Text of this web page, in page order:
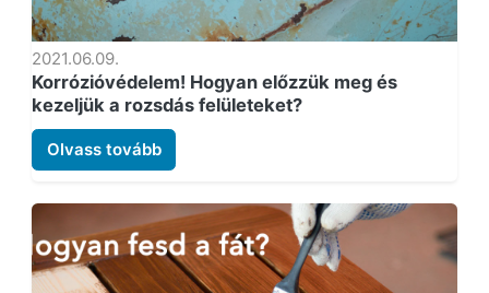
2021.06.09.
Korrózióvédelem! Hogyan előzzük meg és
kezeljük a rozsdás felületeket?
Olvass tovább